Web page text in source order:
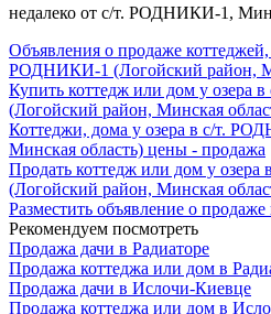
недалеко от с/т. РОДНИКИ-1,
Объявления о продаже коттеджей,
РОДНИКИ-1 (Логойский район,
Купить коттедж или дом у озера
(Логойский район, Минская
Коттеджи, дома у озера в с/т.
Минская область) цены - продажа
Продать коттедж или дом у
(Логойский район, Минская
Разместить объявление о
Рекомендуем посмотреть
Продажа дачи в Радиаторе
Продажа коттеджа или дом в
Продажа дачи в Ислочи-Киевце
Продажа коттеджа или дом в